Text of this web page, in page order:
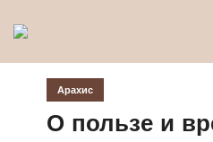
Арахис
О пользе и